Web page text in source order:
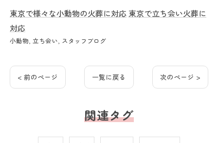
東京で様々な小動物の火葬に対応東京で立ち会い火葬に
対応
小動物 立ち会い スタッフブログ
< 前のページ 一覧に戻る 次のページ >
関連タグ